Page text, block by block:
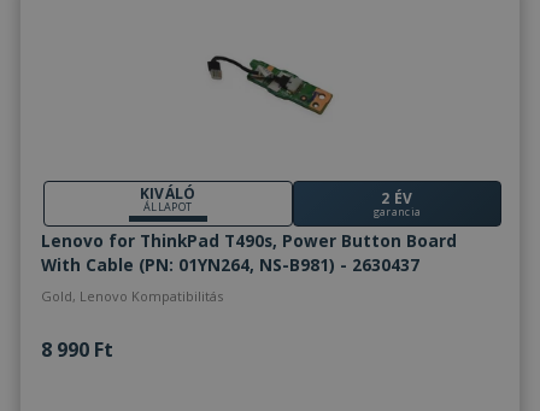
KIVÁLÓ
ÁLLAPOT 2 ÉV
garancia
Lenovo for ThinkPad T490s, Power Button Board
With Cable (PN: 01YN264, NS-B981) - 2630437
Gold, Lenovo Kompatibilitás
8 990 Ft